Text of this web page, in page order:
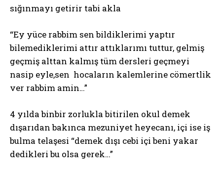
sığınmayı getirir tabi akla
“Ey yüce rabbim sen bildiklerimi yaptır
bilemediklerimi attır attıklarımı tuttur, gelmiş
geçmiş alttan kalmış tüm dersleri geçmeyi
nasip eyle,sen hocaların kalemlerine cömertlik
ver rabbim amin…”
4 yılda binbir zorlukla bitirilen okul demek
dışarıdan bakınca mezuniyet heyecanı, içi ise iş
bulma telaşesi “demek dışı cebi içi beni yakar
dedikleri bu olsa gerek…”